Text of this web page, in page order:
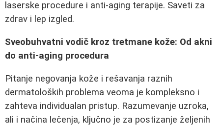
laserske procedure i anti-aging terapije. Saveti za
zdrav i lep izgled.
Sveobuhvatni vodič kroz tretmane kože: Od akni
do anti-aging procedura
Pitanje negovanja kože i rešavanja raznih
dermatoloških problema veoma je kompleksno i
zahteva individualan pristup. Razumevanje uzroka,
ali i načina lečenja, ključno je za postizanje željenih